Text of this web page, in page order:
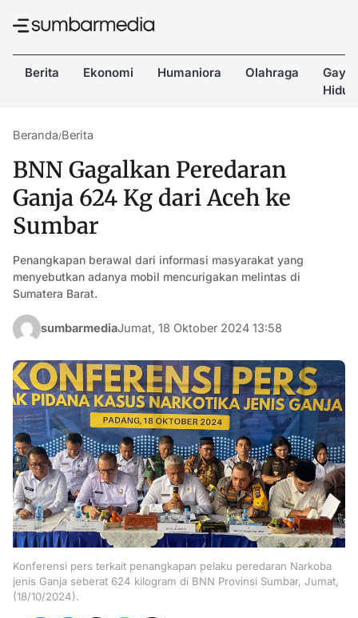
Berita Ekonomi Humaniora Olahraga
Gaya
Hidup
Beranda/Berita
BNN Gagalkan Peredaran
Ganja 624 Kg dari Aceh ke
Sumbar
Penangkapan berawal dari informasi masyarakat yang
menyebutkan adanya mobil mencurigakan melintas di
Sumatera Barat.
sumbarmediaJumat, 18 Oktober 2024 13:58
Konferensi pers terkait penangkapan pelaku peredaran Narkoba
jenis Ganja seberat 624 kilogram di BNN Provinsi Sumbar, Jumat,
(18/10/2024).